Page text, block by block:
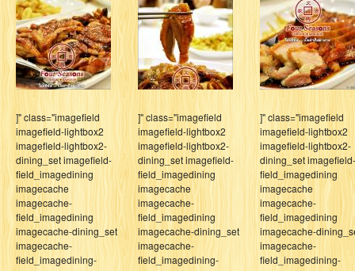
]" class="imagefield
imagefield-lightbox2
imagefield-lightbox2-
dining_set imagefield-
field_imagedining
imagecache
imagecache-
field_imagedining
imagecache-dining_set
imagecache-
field_imagedining-
]" class="imagefield
imagefield-lightbox2
imagefield-lightbox2-
dining_set imagefield-
field_imagedining
imagecache
imagecache-
field_imagedining
imagecache-dining_set
imagecache-
field_imagedining-
]" class="imagefield
imagefield-lightbox2
imagefield-lightbox2-
dining_set imagefield-
field_imagedining
imagecache
imagecache-
field_imagedining
imagecache-
imagecache-
field_imagedining-